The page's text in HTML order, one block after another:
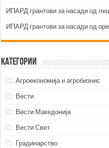
ИПАРД грантови за насади од
ИПАРД грантови за насади од
Категории
Агроекономија и агробизнис
Вести
Вести Македонија
Вести Свет
Градинарство